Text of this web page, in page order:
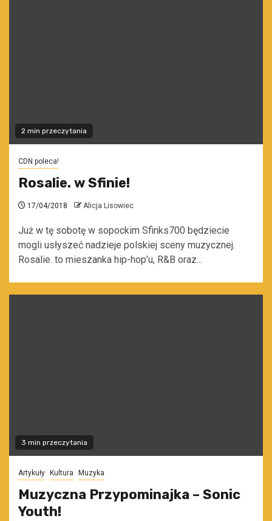
2 min przeczytania
CDN poleca!
Rosalie. w Sfinie!
17/04/2018 Alicja Lisowiec
Już w tę sobotę w sopockim Sfinks700 będziecie
mogli usłyszeć nadzieje polskiej sceny muzycznej.
Rosalie. to mieszanka hip-hop’u, R&B oraz...
3 min przeczytania
Artykuły Kultura Muzyka
Muzyczna Przypominajka – Sonic
Youth!